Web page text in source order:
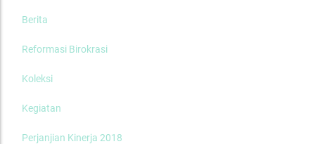
Berita
Reformasi Birokrasi
Koleksi
Kegiatan
Perjanjian Kinerja 2018